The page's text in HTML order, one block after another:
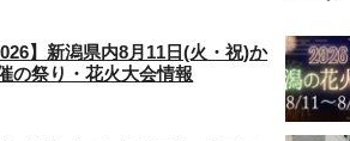
】新潟県内8月11日(火・祝)か
の祭り・花火大会情報